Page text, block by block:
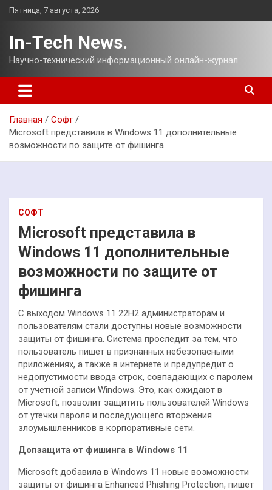
Перейти
Пятница, 7 августа, 2026
In-Tech News.
Научно-технический информационный онлайн-журнал.
Главная
Софт
Microsoft представила в Windows 11 дополнительные
возможности по защите от фишинга
СОФТ
Microsoft представила в
Windows 11 дополнительные
возможности по защите от
фишинга
С выходом Windows 11 22H2 администраторам и
пользователям стали доступны новые возможности
защиты от фишинга. Система проследит за тем, что
пользователь пишет в признанных небезопасными
приложениях, а также в интернете и предупредит о
недопустимости ввода строк, совпадающих с паролем
от учетной записи Windows. Это, как ожидают в
Microsoft, позволит защитить пользователей Windows
от утечки пароля и последующего вторжения
злоумышленников в корпоративные сети.
Допзащита от фишинга в Windows 11
Microsoft добавила в Windows 11 новые возможности
защиты от фишинга Enhanced Phishing Protection, пишет